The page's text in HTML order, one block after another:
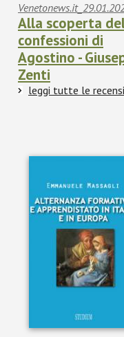
Alla scoperta
confessioni di
Agostino -
Zenti
leggi tutte le